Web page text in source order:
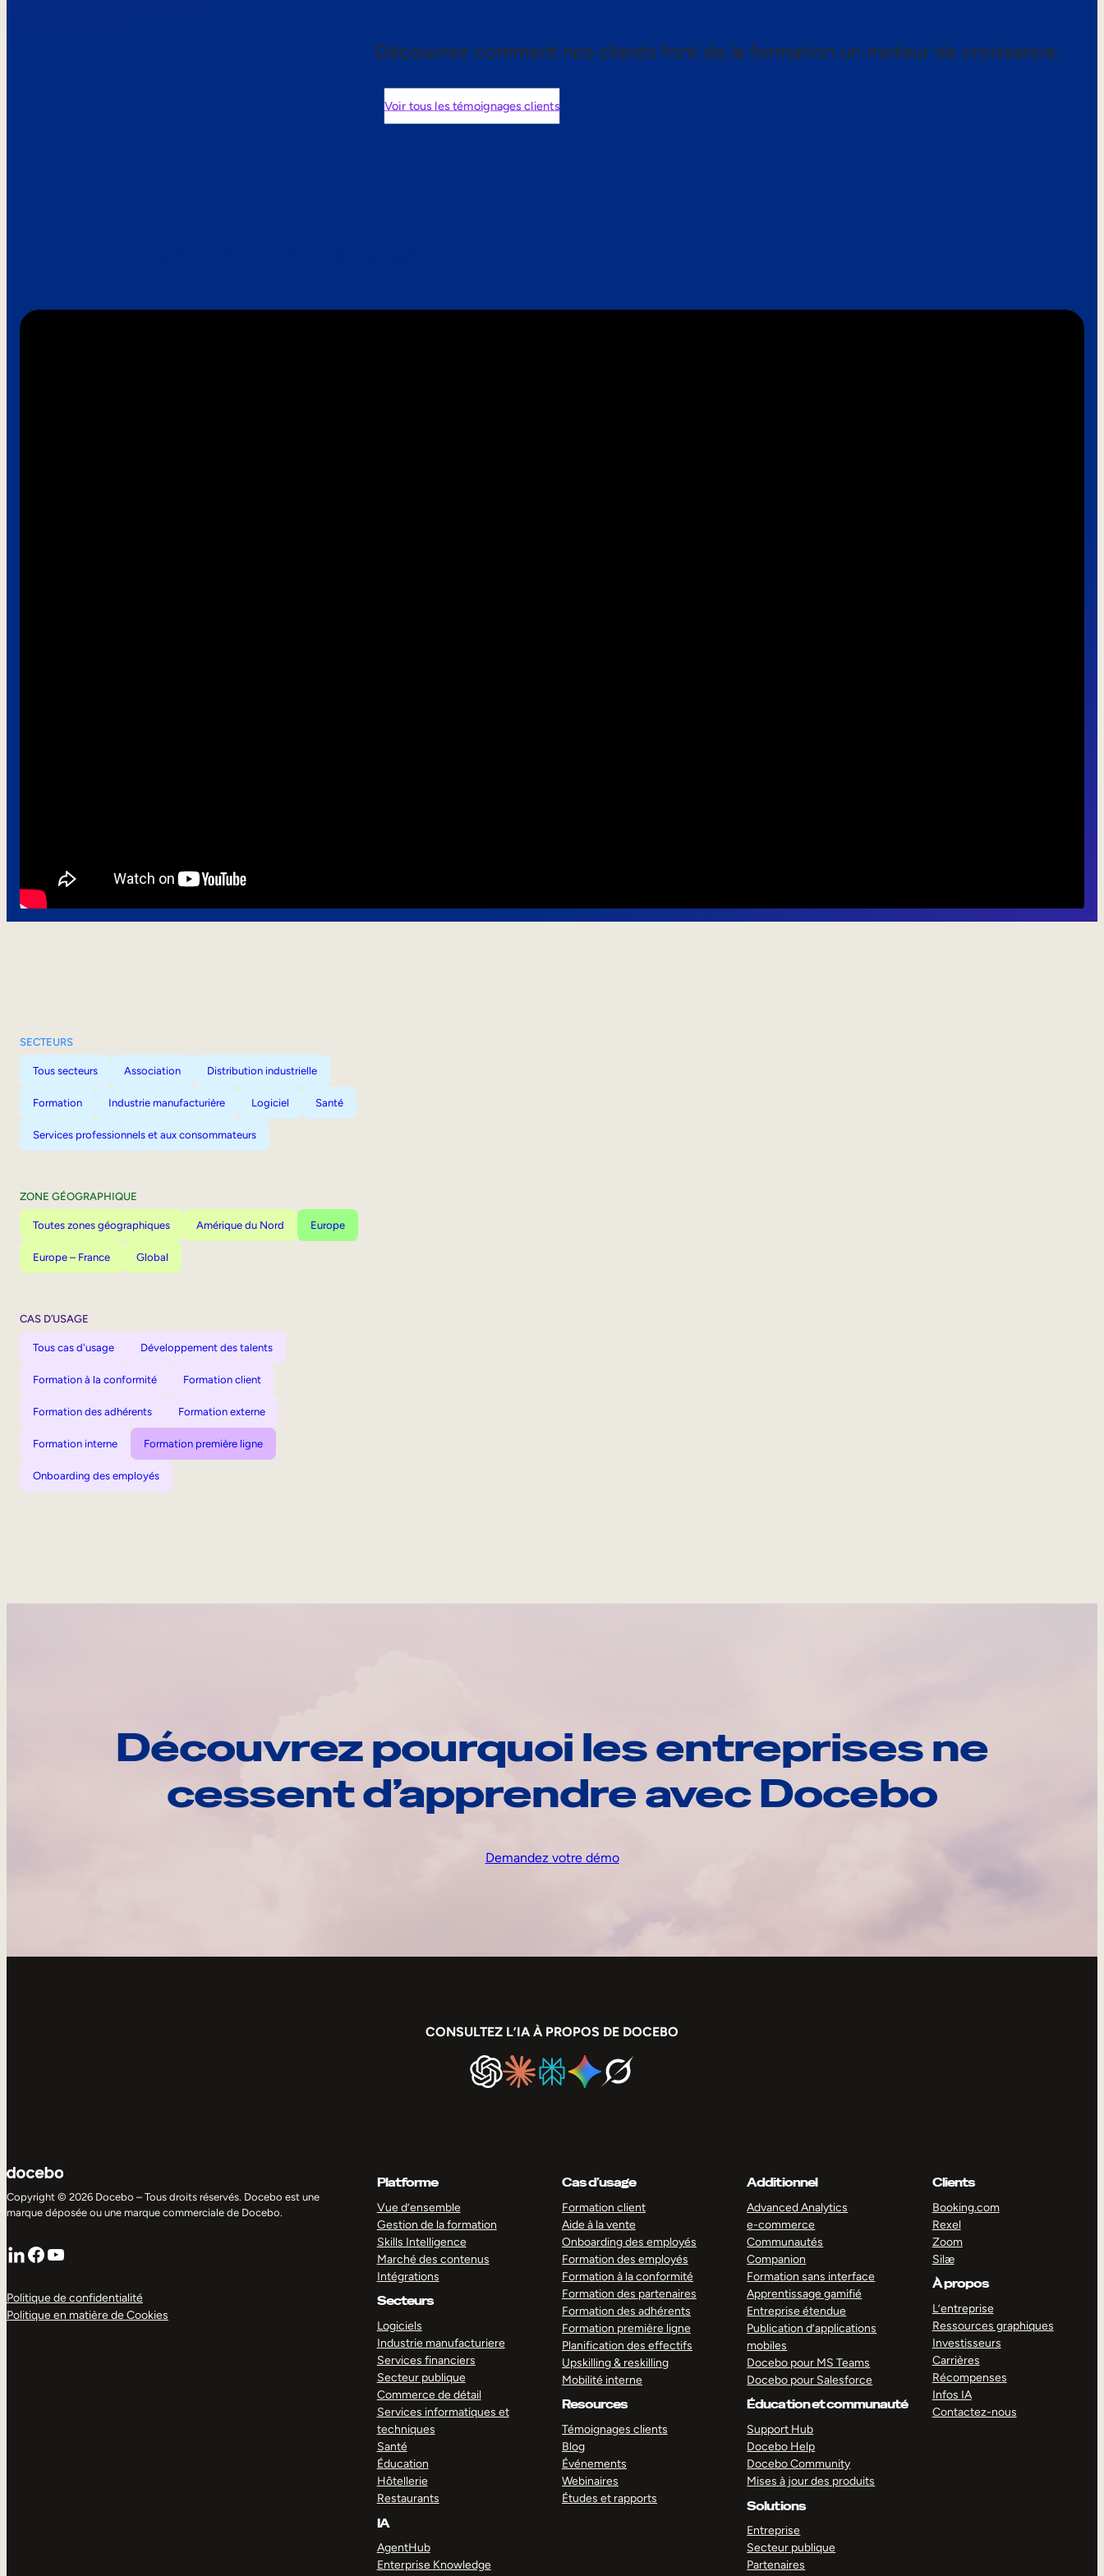
Découvrez comment nos clients font de la formation un moteur de croissance.
Voir tous les témoignages clients
SECTEURS
Tous secteurs Association Distribution industrielle
Formation Industrie manufacturière Logiciel Santé
Services professionnels et aux consommateurs
ZONE GÉOGRAPHIQUE
Toutes zones géographiques Amérique du Nord Europe
Europe – France Global
CAS D’USAGE
Tous cas d'usage Développement des talents
Formation à la conformité Formation client
Formation des adhérents Formation externe
Formation interne Formation première ligne
Onboarding des employés
Découvrez pourquoi les entreprises ne
cessent d’apprendre avec Docebo
Demandez votre démo
CONSULTEZ L’IA À PROPOS DE DOCEBO
Copyright © 2026 Docebo – Tous droits réservés. Docebo est une
marque déposée ou une marque commerciale de Docebo.
LinkedIn
Facebook
YouTube
Politique de confidentialité
Politique en matière de Cookies
Platforme
Vue d’ensemble
Gestion de la formation
Skills Intelligence
Marché des contenus
Intégrations
Secteurs
Logiciels
Industrie manufacturiere
Services financiers
Secteur publique
Commerce de détail
Services informatiques et
techniques
Santé
Éducation
Hôtellerie
Restaurants
IA
AgentHub
Enterprise Knowledge
Cas d’usage
Formation client
Aide à la vente
Onboarding des employés
Formation des employés
Formation à la conformité
Formation des partenaires
Formation des adhérents
Formation première ligne
Planification des effectifs
Upskilling & reskilling
Mobilité interne
Resources
Témoignages clients
Blog
Événements
Webinaires
Études et rapports
Additionnel
Advanced Analytics
e-commerce
Communautés
Companion
Formation sans interface
Apprentissage gamifié
Entreprise étendue
Publication d’applications
mobiles
Docebo pour MS Teams
Docebo pour Salesforce
Éducation et communauté
Support Hub
Docebo Help
Docebo Community
Mises à jour des produits
Solutions
Entreprise
Secteur publique
Partenaires
Clients
Booking.com
Rexel
Zoom
Silæ
À propos
L’entreprise
Ressources graphiques
Investisseurs
Carrières
Récompenses
Infos IA
Contactez-nous